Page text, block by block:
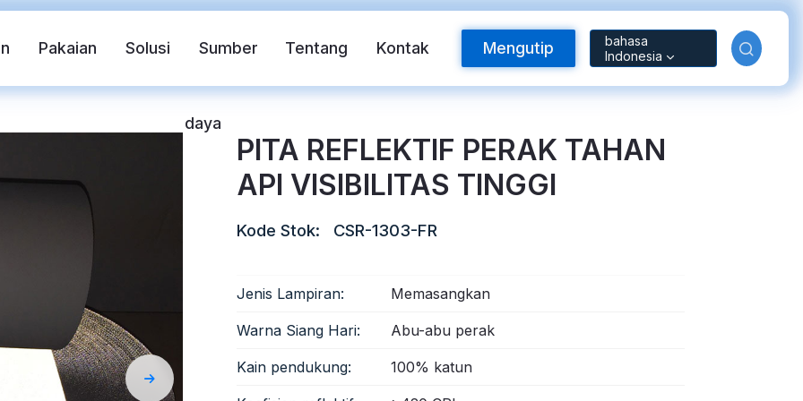
Pakaian Solusi Sumber
daya
Tentang Kontak Mengutip
bahasa
Indonesia
Rompi pengaman Pita Reflektif FR Bahan Reflektif
Panas Reflektif Kain Reflektif Pelangi
PITA REFLEKTIF PERAK TAHAN
API VISIBILITAS TINGGI
Kode Stok: CSR-1303-FR
Jenis Lampiran: Memasangkan
Warna Siang Hari: Abu-abu perak
Kain pendukung: 100% katun